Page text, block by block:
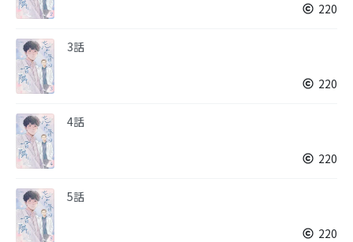
220
3話
220
4話
220
5話
220